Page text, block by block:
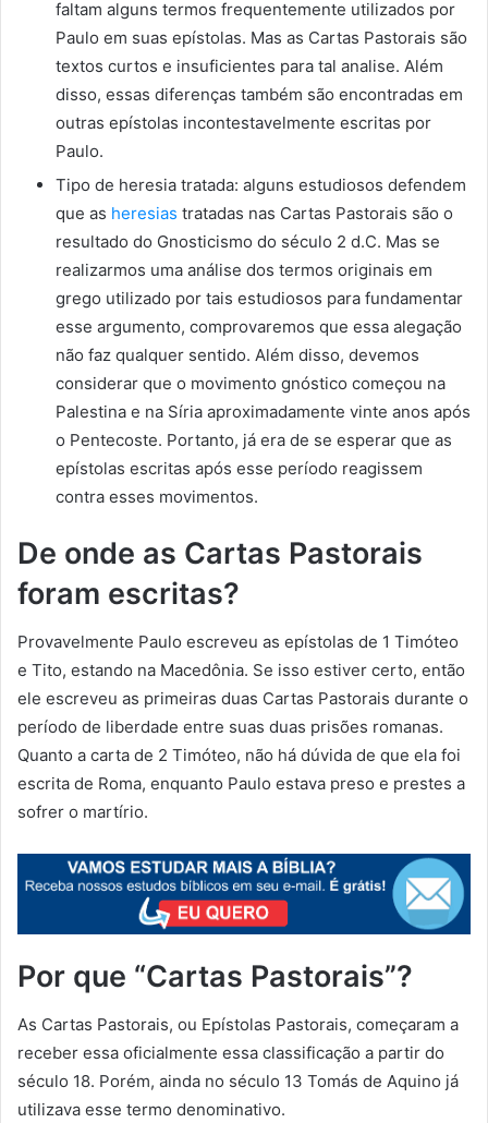
faltam alguns termos frequentemente utilizados por
Paulo em suas epístolas. Mas as Cartas Pastorais são
textos curtos e insuficientes para tal analise. Além
disso, essas diferenças também são encontradas em
outras epístolas incontestavelmente escritas por
Paulo.
Tipo de heresia tratada: alguns estudiosos defendem
que as heresias tratadas nas Cartas Pastorais são o
resultado do Gnosticismo do século 2 d.C. Mas se
realizarmos uma análise dos termos originais em
grego utilizado por tais estudiosos para fundamentar
esse argumento, comprovaremos que essa alegação
não faz qualquer sentido. Além disso, devemos
considerar que o movimento gnóstico começou na
Palestina e na Síria aproximadamente vinte anos após
o Pentecoste. Portanto, já era de se esperar que as
epístolas escritas após esse período reagissem
contra esses movimentos.
De onde as Cartas Pastorais
foram escritas?
Provavelmente Paulo escreveu as epístolas de 1 Timóteo
e Tito, estando na Macedônia. Se isso estiver certo, então
ele escreveu as primeiras duas Cartas Pastorais durante o
período de liberdade entre suas duas prisões romanas.
Quanto a carta de 2 Timóteo, não há dúvida de que ela foi
escrita de Roma, enquanto Paulo estava preso e prestes a
sofrer o martírio.
Por que “Cartas Pastorais”?
As Cartas Pastorais, ou Epístolas Pastorais, começaram a
receber essa oficialmente essa classificação a partir do
século 18. Porém, ainda no século 13 Tomás de Aquino já
utilizava esse termo denominativo.